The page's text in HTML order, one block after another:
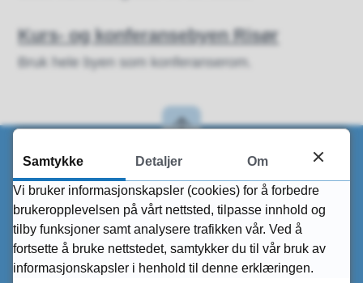
Kurs- og konferansebyen Risør
Bruk hele byen som konferanserom.
Skriv til oss
Send sikker digital post
Send e-post til oss
Samtykke Detaljer Om
Vi bruker informasjonskapsler (cookies) for å forbedre
brukeropplevelsen på vårt nettsted, tilpasse innhold og
tilby funksjoner samt analysere trafikken vår. Ved å
fortsette å bruke nettstedet, samtykker du til vår bruk av
informasjonskapsler i henhold til denne erklæringen.